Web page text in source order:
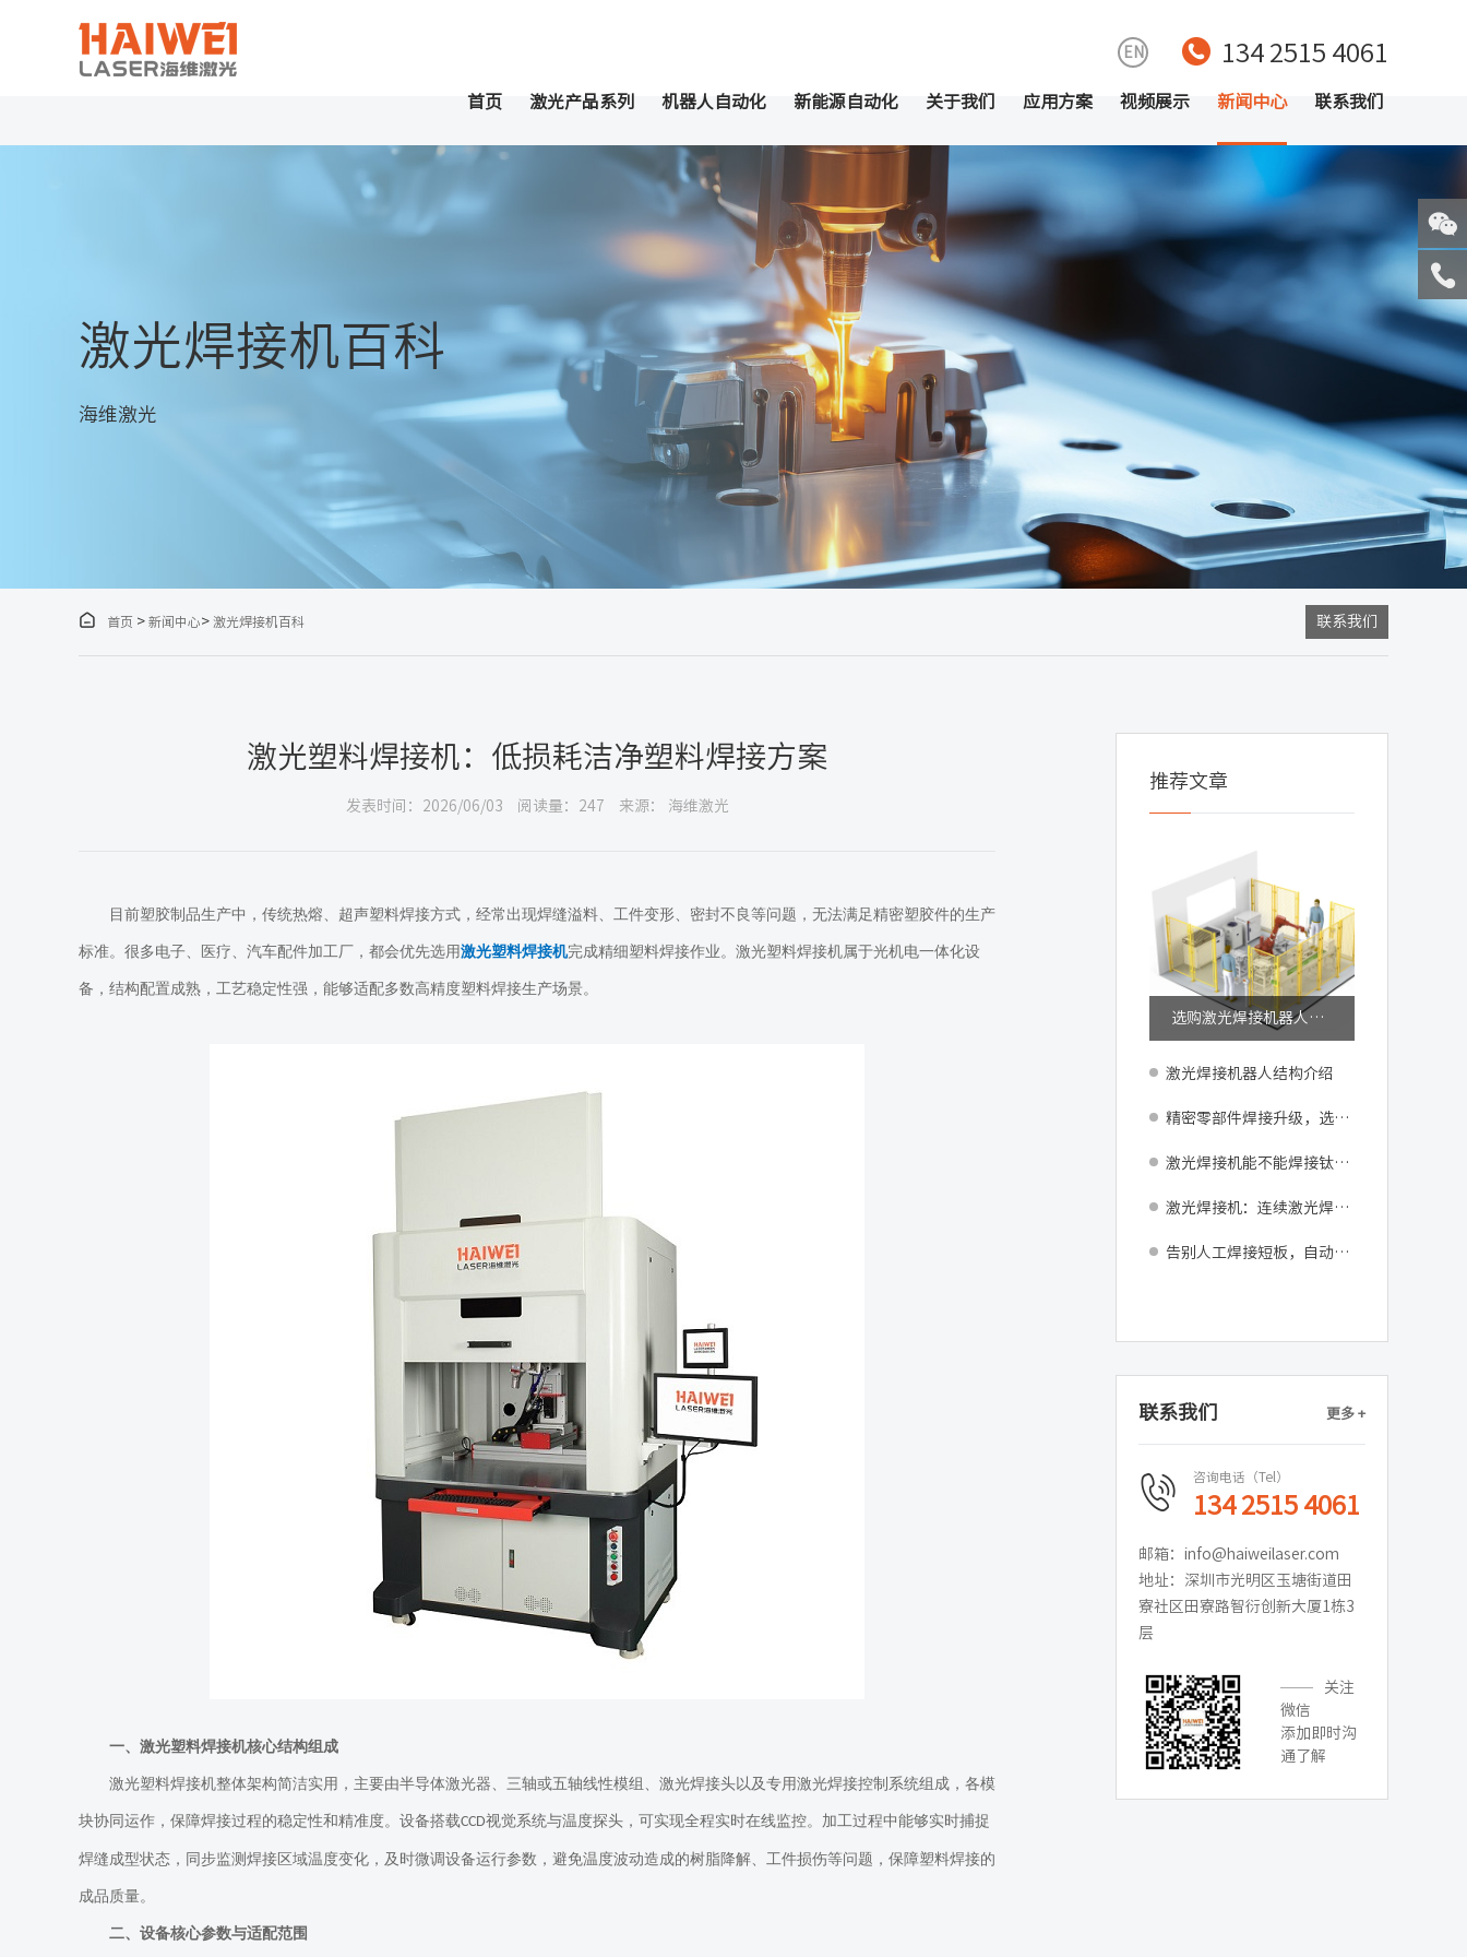
134 2515 4061
EN
首页 激光产品系列 机器人自动化 新能源自动化 关于我们 应用方案 视频展示 新闻中心 联系我们
激光焊接机百科
海维激光
 首页 > 新闻中心> 激光焊接机百科 联系我们
激光塑料焊接机：低损耗洁净塑料焊接方案
发表时间：2026/06/03 阅读量：247 来源： 海维激光
目前塑胶制品生产中，传统热熔、超声塑料焊接方式，经常出现焊缝溢料、工件变形、密封不良等问题，无法满足精密塑胶件的生产
标准。很多电子、医疗、汽车配件加工厂，都会优先选用激光塑料焊接机完成精细塑料焊接作业。激光塑料焊接机属于光机电一体化设
备，结构配置成熟，工艺稳定性强，能够适配多数高精度塑料焊接生产场景。
一、激光塑料焊接机核心结构组成
激光塑料焊接机整体架构简洁实用，主要由半导体激光器、三轴或五轴线性模组、激光焊接头以及专用激光焊接控制系统组成，各模
块协同运作，保障焊接过程的稳定性和精准度。设备搭载CCD视觉系统与温度探头，可实现全程实时在线监控。加工过程中能够实时捕捉
焊缝成型状态，同步监测焊接区域温度变化，及时微调设备运行参数，避免温度波动造成的树脂降解、工件损伤等问题，保障塑料焊接的
成品质量。
二、设备核心参数与适配范围
推荐文章
选购激光焊接机器人必看：发那科M-10iD核心设备参数与产线适配指南
激光焊接机器人结构介绍
精密零部件焊接升级，选用精密激光焊接机器更省心
激光焊接机能不能焊接钛合金材料？
激光焊接机：连续激光焊接和脉冲激光焊接的区别
告别人工焊接短板，自动化激光焊接设备实现稳定量产
联系我们 更多 +
咨询电话（Tel）
134 2515 4061
邮箱：info@haiweilaser.com
地址：深圳市光明区玉塘街道田
寮社区田寮路智衍创新大厦1栋3
层
关注
微信
添加即时沟
通了解
关注
微信
服务
顶部